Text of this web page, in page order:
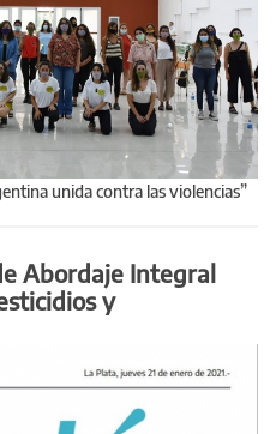
Abordaje Integral
y